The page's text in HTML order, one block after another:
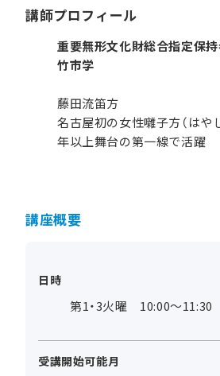
講師プロフィール
重要無形文化財総合指定保
竹市学
藤田流笛方
名古屋初の女性囃子方（はや
年以上舞台の第一線で活躍
講座概要
日時
第1・3火曜 10:00～11:30
受講開始可能月